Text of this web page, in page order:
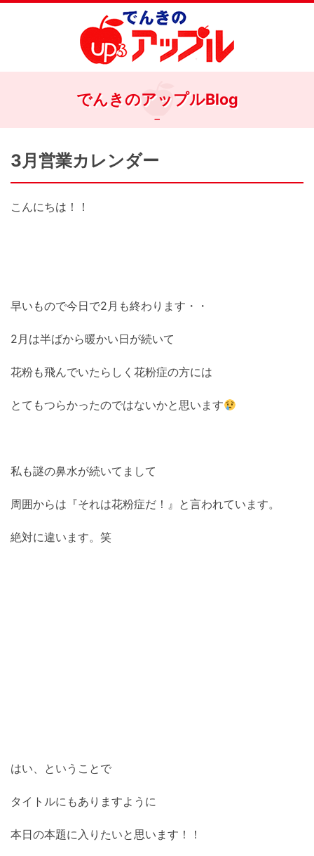
でんきのアップルBlog
3月営業カレンダー
こんにちは！！
早いもので今日で2月も終わります・・
2月は半ばから暖かい日が続いて
花粉も飛んでいたらしく花粉症の方には
とてもつらかったのではないかと思います
私も謎の鼻水が続いてまして
周囲からは『それは花粉症だ！』と言われています。
絶対に違います。笑
はい、ということで
タイトルにもありますように
本日の本題に入りたいと思います！！